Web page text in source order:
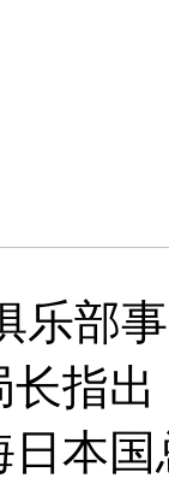
乐部
指
本